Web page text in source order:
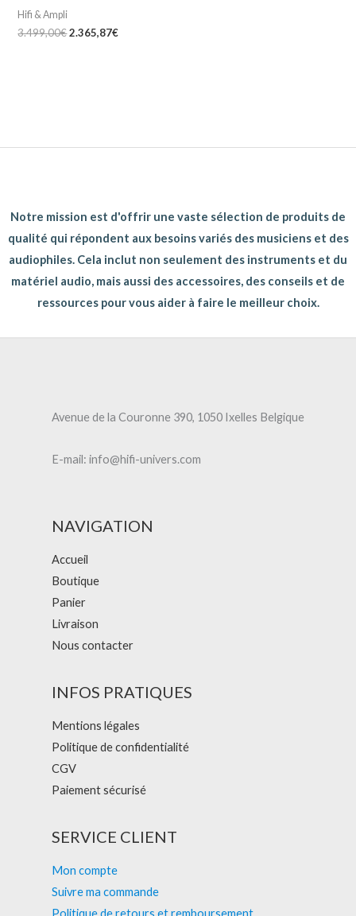
Hifi & Ampli
3.499,00€2.365,87€
Notre mission est d'offrir une vaste sélection de produits de
qualité qui répondent aux besoins variés des musiciens et des
audiophiles. Cela inclut non seulement des instruments et du
matériel audio, mais aussi des accessoires, des conseils et de
ressources pour vous aider à faire le meilleur choix.
Avenue de la Couronne 390, 1050 Ixelles Belgique
E-mail: info@hifi-univers.com
NAVIGATION
Accueil
Boutique
Panier
Livraison
Nous contacter
INFOS PRATIQUES
Mentions légales
Politique de confidentialité
CGV
Paiement sécurisé
SERVICE CLIENT
Mon compte
Suivre ma commande